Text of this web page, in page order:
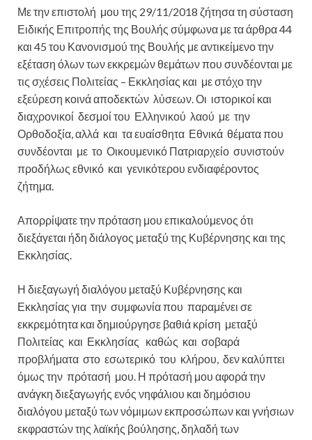
Με την επιστολή μου της 29/11/2018 ζήτησα τη σύσταση
Ειδικής Επιτροπής της Βουλής σύμφωνα με τα άρθρα 44
και 45 του Κανονισμού της Βουλής με αντικείμενο την
εξέταση όλων των εκκρεμών θεμάτων που συνδέονται με
τις σχέσεις Πολιτείας – Εκκλησίας και με στόχο την
εξεύρεση κοινά αποδεκτών λύσεων. Οι ιστορικοί και
διαχρονικοί δεσμοί του Ελληνικού λαού με την
Ορθοδοξία, αλλά και τα ευαίσθητα Εθνικά θέματα που
συνδέονται με το Οικουμενικό Πατριαρχείο συνιστούν
προδήλως εθνικό και γενικότερου ενδιαφέροντος
ζήτημα.
Απορρίψατε την πρόταση μου επικαλούμενος ότι
διεξάγεται ήδη διάλογος μεταξύ της Κυβέρνησης και της
Εκκλησίας.
Η διεξαγωγή διαλόγου μεταξύ Κυβέρνησης και
Εκκλησίας για την συμφωνία που παραμένει σε
εκκρεμότητα και δημιούργησε βαθιά κρίση μεταξύ
Πολιτείας και Εκκλησίας καθώς και σοβαρά
προβλήματα στο εσωτερικό του κλήρου, δεν καλύπτει
όμως την πρότασή μου. Η πρότασή μου αφορά την
ανάγκη διεξαγωγής ενός νηφάλιου και δημόσιου
διαλόγου μεταξύ των νόμιμων εκπροσώπων και γνήσιων
εκφραστών της λαϊκής βούλησης, δηλαδή των